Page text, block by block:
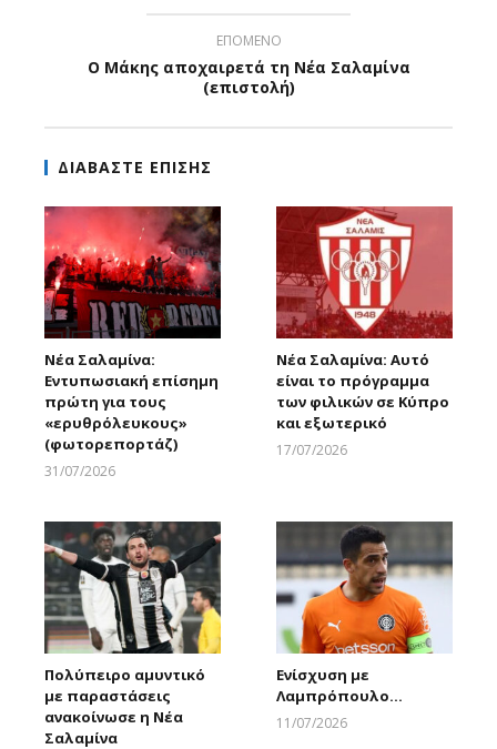
ΕΠΟΜΕΝΟ
Ο Μάκης αποχαιρετά τη Νέα Σαλαμίνα
(επιστολή)
ΔΙΑΒΑΣΤΕ ΕΠΙΣΗΣ
Νέα Σαλαμίνα:
Εντυπωσιακή επίσημη
πρώτη για τους
«ερυθρόλευκους»
(φωτορεπορτάζ)
31/07/2026
Νέα Σαλαμίνα: Αυτό
είναι το πρόγραμμα
των φιλικών σε Κύπρο
και εξωτερικό
17/07/2026
Πολύπειρο αμυντικό
με παραστάσεις
ανακοίνωσε η Νέα
Σαλαμίνα
Ενίσχυση με
Λαμπρόπουλο…
11/07/2026